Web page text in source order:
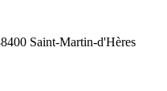
Saint-Martin-d'Hères